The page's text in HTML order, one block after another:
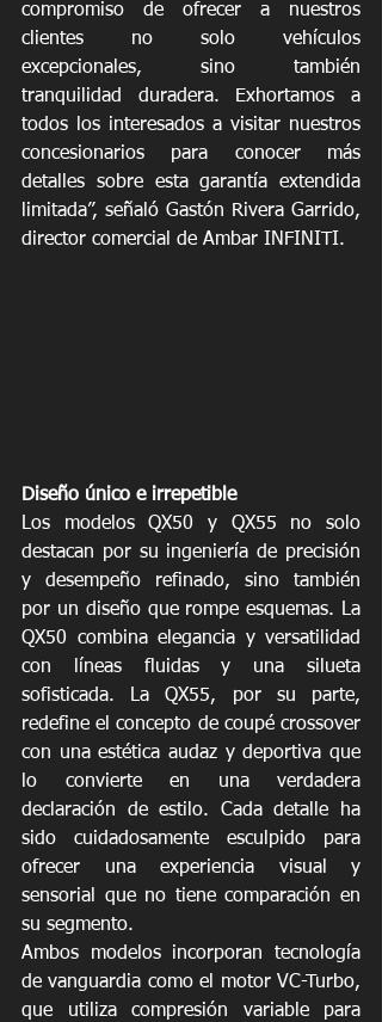
compromiso de ofrecer a nuestros
clientes no solo vehículos
excepcionales, sino también
tranquilidad duradera. Exhortamos a
todos los interesados a visitar nuestros
concesionarios para conocer más
detalles sobre esta garantía extendida
limitada”, señaló Gastón Rivera Garrido,
director comercial de Ambar INFINITI.
Diseño único e irrepetible
Los modelos QX50 y QX55 no solo
destacan por su ingeniería de precisión
y desempeño refinado, sino también
por un diseño que rompe esquemas. La
QX50 combina elegancia y versatilidad
con líneas fluidas y una silueta
sofisticada. La QX55, por su parte,
redefine el concepto de coupé crossover
con una estética audaz y deportiva que
lo convierte en una verdadera
declaración de estilo. Cada detalle ha
sido cuidadosamente esculpido para
ofrecer una experiencia visual y
sensorial que no tiene comparación en
su segmento.
Ambos modelos incorporan tecnología
de vanguardia como el motor VC-Turbo,
que utiliza compresión variable para